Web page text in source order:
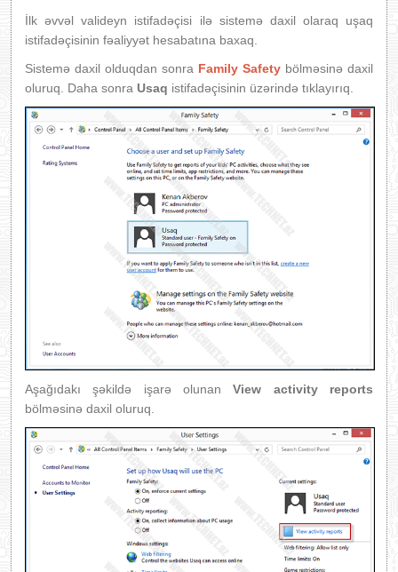
İlk əvvəl valideyn istifadəçisi ilə sistemə daxil olaraq uşaq
istifadəçisinin fəaliyyət hesabatına baxaq.
Sistemə daxil olduqdan sonra Family Safety bölməsinə daxil
oluruq. Daha sonra Usaq istifadəçisinin üzərində tıklayırıq.
Aşağıdakı şəkildə işarə olunanView activity reports
bölməsinə daxil oluruq.